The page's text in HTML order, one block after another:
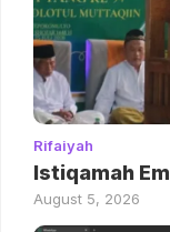
Rifaiyah
Istiqamah
August 5, 2026